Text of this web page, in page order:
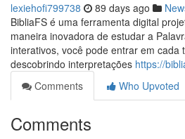
lexiehofi799738 89 days ago
BibliaFS é uma ferramenta digital
maneira inovadora de estudar a
interativos, você pode entrar em cada
descobrindo interpretações https://
Comments
Who Upvoted
Comments